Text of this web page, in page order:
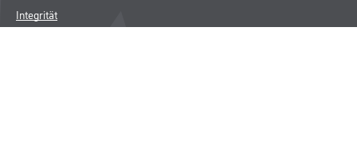
Integrität